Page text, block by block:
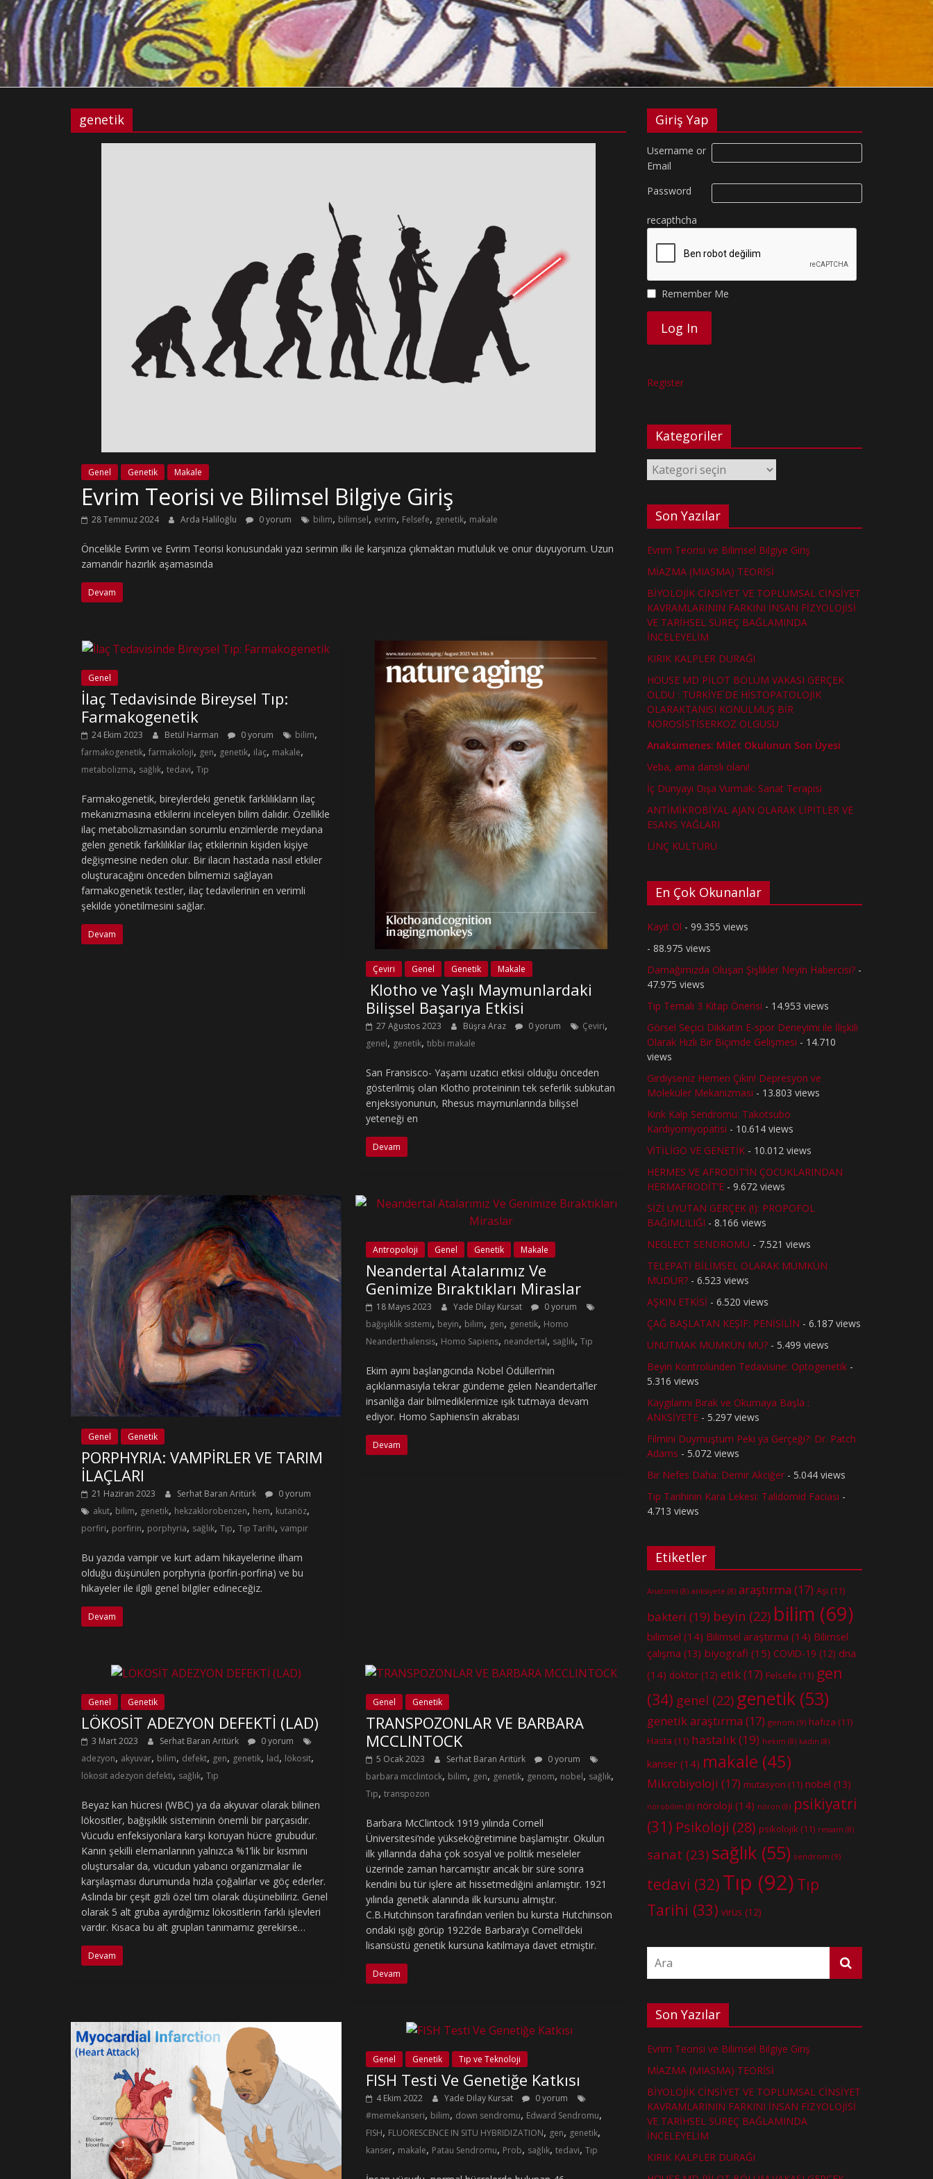
genetik
Genel Genetik Makale
Evrim Teorisi ve Bilimsel Bilgiye Giriş
28 Temmuz 2024 Arda Haliloğlu 0 yorum bilim, bilimsel, evrim, Felsefe, genetik, makale
Öncelikle Evrim ve Evrim Teorisi konusundaki yazı serimin ilki ile karşınıza çıkmaktan mutluluk ve onur duyuyorum. Uzun
zamandır hazırlık aşamasında
Devam
Genel
İlaç Tedavisinde Bireysel Tıp:
Farmakogenetik
24 Ekim 2023 Betül Harman 0 yorum bilim,
farmakogenetik, farmakoloji, gen, genetik, ilaç, makale,
metabolizma, sağlık, tedavi, Tıp
Farmakogenetik, bireylerdeki genetik farklılıkların ilaç
mekanızmasına etkilerini inceleyen bilim dalıdır. Özellikle
ilaç metabolizmasından sorumlu enzimlerde meydana
gelen genetik farklılıklar ilaç etkilerinin kişiden kişiye
değişmesine neden olur. Bir ilacın hastada nasıl etkiler
oluşturacağını önceden bilmemizi sağlayan
farmakogenetik testler, ilaç tedavilerinin en verimli
şekilde yönetilmesini sağlar.
Devam
Çeviri Genel Genetik Makale
Klotho ve Yaşlı Maymunlardaki
Bilişsel Başarıya Etkisi
27 Ağustos 2023 Büşra Araz 0 yorum Çeviri,
genel, genetik,tıbbi makale
San Fransisco- Yaşamı uzatıcı etkisi olduğu önceden
gösterilmiş olan Klotho proteininin tek seferlik subkutan
enjeksiyonunun, Rhesus maymunlarında bilişsel
yeteneği en
Devam
Genel Genetik
PORPHYRIA: VAMPİRLER VE TARIM
İLAÇLARI
21 Haziran 2023 Serhat Baran Aritürk
0 yorum
akut, bilim, genetik, hekzaklorobenzen, hem, kutanöz,
porfiri, porfirin, porphyria, sağlık, Tıp, Tıp Tarihi, vampir
Bu yazıda vampir ve kurt adam hikayelerine ilham
olduğu düşünülen porphyria (porfiri-porfiria) ve bu
hikayeler ile ilgili genel bilgiler edineceğiz.
Devam
Antropoloji Genel Genetik Makale
Neandertal Atalarımız Ve
Genimize Bıraktıkları Miraslar
18 Mayıs 2023 Yade Dilay Kursat
0 yorum
bağışıklık sistemi, beyin, bilim, gen, genetik, Homo
Neanderthalensis, Homo Sapiens, neandertal, sağlık,Tıp
Ekim ayını başlangıcında Nobel Ödülleri’nin
açıklanmasıyla tekrar gündeme gelen Neandertal’ler
insanlığa dair bilmediklerimize ışık tutmaya devam
ediyor. Homo Saphiens’in akrabası
Devam
Genel Genetik
LÖKOSİT ADEZYON DEFEKTİ (LAD)
3 Mart 2023 Serhat Baran Aritürk
0 yorum
adezyon, akyuvar, bilim, defekt, gen, genetik, lad, lökosit,
lökosit adezyon defekti, sağlık, Tıp
Beyaz kan hücresi (WBC) ya da akyuvar olarak bilinen
lökositler, bağışıklık sisteminin önemli bir parçasıdır.
Vücudu enfeksiyonlara karşı koruyan hücre grubudur.
Kanın şekilli elemanlarının yalnızca %1’lik bir kısmını
oluştursalar da, vücudun yabancı organizmalar ile
karşılaşması durumunda hızla çoğalırlar ve göç ederler.
Aslında bir çeşit gizli özel tim olarak düşünebiliriz. Genel
olarak 5 alt gruba ayırdığımız lökositlerin farklı işlevleri
vardır. Kısaca bu alt grupları tanımamız gerekirse…
Devam
Genel Genetik
TRANSPOZONLAR VE BARBARA
MCCLINTOCK
5 Ocak 2023 Serhat Baran Aritürk
0 yorum
barbara mcclintock, bilim, gen, genetik, genom, nobel, sağlık,
Tıp,transpozon
Barbara McClintock 1919 yılında Cornell
Üniversitesi’nde yükseköğretimine başlamıştır. Okulun
ilk yıllarında daha çok sosyal ve politik meseleler
üzerinde zaman harcamıştır ancak bir süre sonra
kendini bu tür işlere ait hissetmediğini anlamıştır. 1921
yılında genetik alanında ilk kursunu almıştır.
C.B.Hutchinson tarafından verilen bu kursta Hutchinson
ondaki ışığı görüp 1922’de Barbara’yı Cornell’deki
lisansüstü genetik kursuna katılmaya davet etmiştir.
Devam
Genel Genetik Tıp ve Teknoloji
FISH Testi Ve Genetiğe Katkısı
4 Ekim 2022 Yade Dilay Kursat
0 yorum
#memekanseri, bilim, down sendromu, Edward Sendromu,
FISH, FLUORESCENCE IN SITU HYBRIDIZATION, gen, genetik,
kanser, makale, Patau Sendromu, Prob, sağlık,tedavi,Tıp
Giriş Yap
Username or
Email
Password
recapthcha
Remember Me
Register
Kategoriler
Kategoriler
Son Yazılar
Evrim Teorisi ve Bilimsel Bilgiye Giriş
MİAZMA (MIASMA) TEORİSİ
BİYOLOJİK CİNSİYET VE TOPLUMSAL CİNSİYET
KAVRAMLARININ FARKINI İNSAN FİZYOLOJİSİ
VE TARİHSEL SÜREÇ BAĞLAMINDA
İNCELEYELİM
KIRIK KALPLER DURAĞI
HOUSE MD PİLOT BÖLÜM VAKASI GERÇEK
OLDU : TÜRKİYE´DE HİSTOPATOLOJİK
OLARAKTANISI KONULMUŞ BİR
NÖROSİSTİSERKOZ OLGUSU
Anaksimenes: Milet Okulunun Son Üyesi
Veba, ama danslı olanı!
İç Dünyayı Dışa Vurmak: Sanat Terapisi
ANTİMİKROBİYAL AJAN OLARAK LİPİTLER VE
ESANS YAĞLARI
LİNÇ KÜLTÜRÜ
En Çok Okunanlar
Kayıt Ol - 99.355 views
- 88.975 views
Damağımızda Oluşan Şişlikler Neyin Habercisi? -
47.975 views
Tıp Temalı 3 Kitap Önerisi - 14.953 views
Görsel Seçici Dikkatin E-spor Deneyimi ile İlişkili
Olarak Hızlı Bir Biçimde Gelişmesi - 14.710
views
Girdiyseniz Hemen Çıkın! Depresyon ve
Moleküler Mekanizması - 13.803 views
Kırık Kalp Sendromu: Takotsubo
Kardiyomiyopatisi - 10.614 views
VİTİLİGO VE GENETİK - 10.012 views
HERMES VE AFRODİT’İN ÇOCUKLARINDAN
HERMAFRODİT’E - 9.672 views
SİZİ UYUTAN GERÇEK (!): PROPOFOL
BAĞIMLILIĞI - 8.166 views
NEGLECT SENDROMU - 7.521 views
TELEPATİ BİLİMSEL OLARAK MÜMKÜN
MÜDÜR? - 6.523 views
AŞKIN ETKİSİ - 6.520 views
ÇAĞ BAŞLATAN KEŞİF: PENİSİLİN - 6.187 views
UNUTMAK MÜMKÜN MÜ? - 5.499 views
Beyin Kontrolünden Tedavisine: Optogenetik -
5.316 views
Kaygılarını Bırak ve Okumaya Başla :
ANKSİYETE - 5.297 views
Filmini Duymuştum Peki ya Gerçeği?: Dr. Patch
Adams - 5.072 views
Bir Nefes Daha: Demir Akciğer - 5.044 views
Tıp Tarihinin Kara Lekesi: Talidomid Faciası -
4.713 views
Etiketler
Anatomi (8) anksiyete (8) araştırma (17) Aşı (11)
bakteri (19) beyin (22) bilim (69)
bilimsel (14) Bilimsel araştırma (14) Bilimsel
çalışma (13) biyografi (15) COVID-19 (12) dna
(14) doktor (12) etik(17) Felsefe (11) gen
(34) genel (22) genetik (53)
genetik araştırma (17) genom (9) hafıza (11)
Hasta (11) hastalık(19) hekim (8) kadın (8)
kanser (14) makale (45)
Mikrobiyoloji (17) mutasyon (11) nobel (13)
nörobilim (8) nöroloji (14) nöron (8) psikiyatri
(31) Psikoloji (28) psikolojik (11) ressam (8)
sanat (23) sağlık (55) sendrom (9)
tedavi (32) Tıp (92) Tıp
Tarihi (33) virüs (12)
Son Yazılar
Evrim Teorisi ve Bilimsel Bilgiye Giriş
MİAZMA (MIASMA) TEORİSİ
BİYOLOJİK CİNSİYET VE TOPLUMSAL CİNSİYET
KAVRAMLARININ FARKINI İNSAN FİZYOLOJİSİ
VE TARİHSEL SÜREÇ BAĞLAMINDA
İNCELEYELİM
KIRIK KALPLER DURAĞI